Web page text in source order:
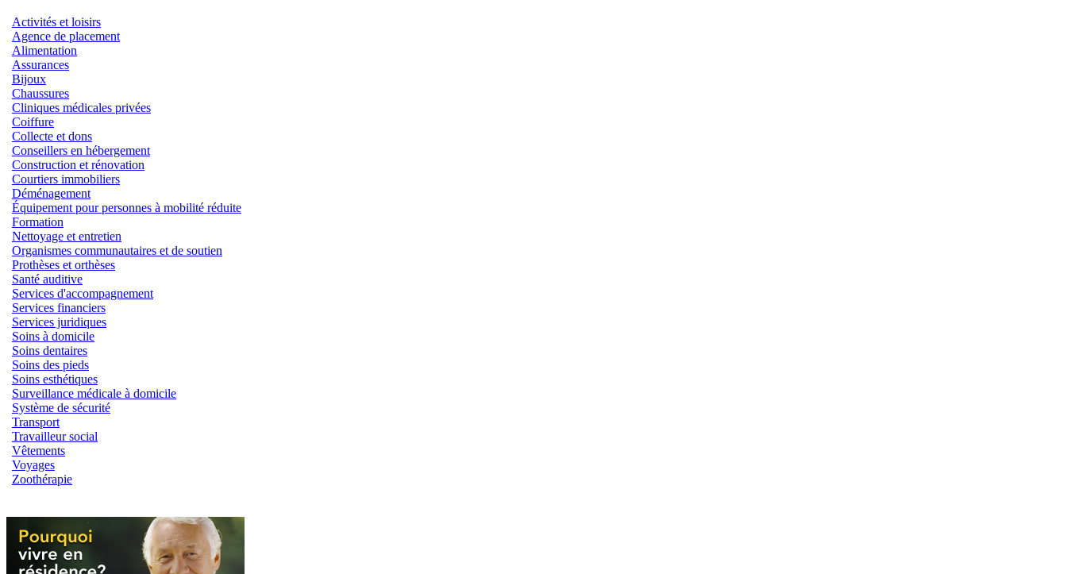
Activités et loisirs
Agence de placement
Alimentation
Assurances
Bijoux
Chaussures
Cliniques médicales privées
Coiffure
Collecte et dons
Conseillers en hébergement
Construction et rénovation
Courtiers immobiliers
Déménagement
Équipement pour personnes à mobilité réduite
Formation
Nettoyage et entretien
Organismes communautaires et de soutien
Prothèses et orthèses
Santé auditive
Services d'accompagnement
Services financiers
Services juridiques
Soins à domicile
Soins dentaires
Soins des pieds
Soins esthétiques
Surveillance médicale à domicile
Système de sécurité
Transport
Travailleur social
Vêtements
Voyages
Zoothérapie